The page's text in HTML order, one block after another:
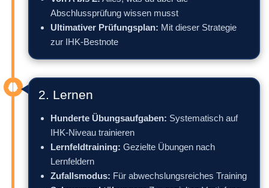
Abschlussprüfung wissen musst
Ultimativer Prüfungsplan: Mit dieser Strategie
zur IHK-Bestnote
2. Lernen
Hunderte Übungsaufgaben: Systematisch auf
IHK-Niveau trainieren
Lernfeldtraining: Gezielte Übungen nach
Lernfeldern
Zufallsmodus: Für abwechslungsreiches Training